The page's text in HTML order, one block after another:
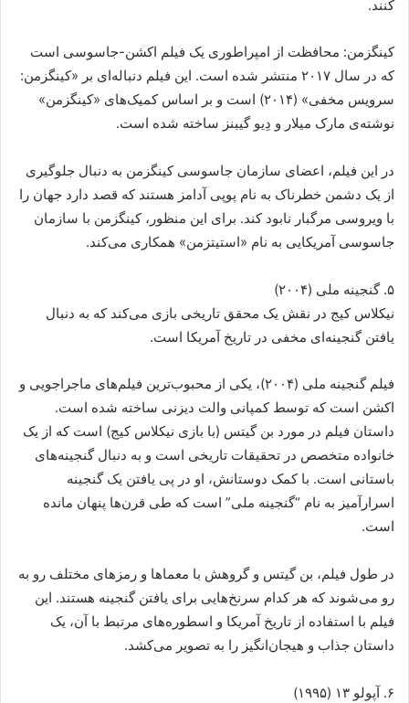
کنند.
کینگزمن: محافظت از امپراطوری یک فیلم اکشن-جاسوسی است
که در سال ۲۰۱۷ منتشر شده است. این فیلم دنباله‌ای بر «کینگزمن:
سرویس مخفی» (۲۰۱۴) است و بر اساس کمیک‌های «کینگزمن»
نوشته‌ی مارک میلار و دِیو گیبنز ساخته شده است.
در این فیلم، اعضای سازمان جاسوسی کینگزمن به دنبال جلوگیری
از یک دشمن خطرناک به نام پوپی آدامز هستند که قصد دارد جهان را
با ویروسی مرگبار نابود کند. برای این منظور، کینگزمن با سازمان
جاسوسی آمریکایی به نام «استیتزمن» همکاری می‌کند.
۵. گنجینه ملی (۲۰۰۴)
نیکلاس کیج در نقش یک محقق تاریخی بازی می‌کند که به دنبال
یافتن گنجینه‌ای مخفی در تاریخ آمریکا است.
فیلم گنجینه ملی (۲۰۰۴)، یکی از محبوب‌ترین فیلم‌های ماجراجویی و
اکشن است که توسط کمپانی والت دیزنی ساخته شده است.
داستان فیلم در مورد بن گیتس (با بازی نیکلاس کیج) است که از یک
خانواده متخصص در تحقیقات تاریخی است و به دنبال گنجینه‌های
باستانی است. با کمک دوستانش، او در پی یافتن یک گنجینه
اسرارآمیز به نام “گنجینه ملی” است که طی قرن‌ها پنهان مانده
است.
در طول فیلم، بن گیتس و گروهش با معماها و رمزهای مختلف رو به
رو می‌شوند که هر کدام سرنخ‌هایی برای یافتن گنجینه هستند. این
فیلم با استفاده از تاریخ آمریکا و اسطوره‌های مرتبط با آن، یک
داستان جذاب و هیجان‌انگیز را به تصویر می‌کشد.
۶. آپولو ۱۳ (۱۹۹۵)